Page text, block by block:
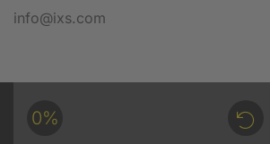
info@ixs.com
0%